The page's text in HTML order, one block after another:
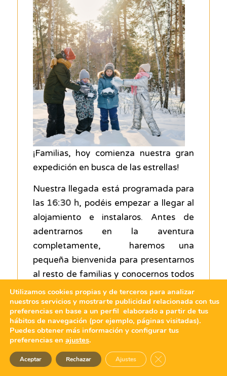
¡Familias, hoy comienza nuestra gran
expedición en busca de las estrellas!
Nuestra llegada está programada para
las 16:30 h, podéis empezar a llegar al
alojamiento e instalaros. Antes de
adentrarnos en la aventura
completamente, haremos una
pequeña bienvenida para presentarnos
al resto de familias y conocernos todos
como un auténtico equipo.
Daremos unacharla informativapara
ver la organización de este viaje y más
tarde… Nos lanzaremos a una
expedición descubriendo los últimos
pasos que el gran explorador Henry
Utilizamos cookies propias y de terceros para analizar
nuestros servicios y mostrarte publicidad relacionada con tus
preferencias en base a un perfil elaborado a partir de tus
hábitos de navegación (por ejemplo, páginas visitadas).
Puedes obtener más información y configurar tus
preferencias en ajustes.
Aceptar Rechazar Ajustes Cerrar el banner de